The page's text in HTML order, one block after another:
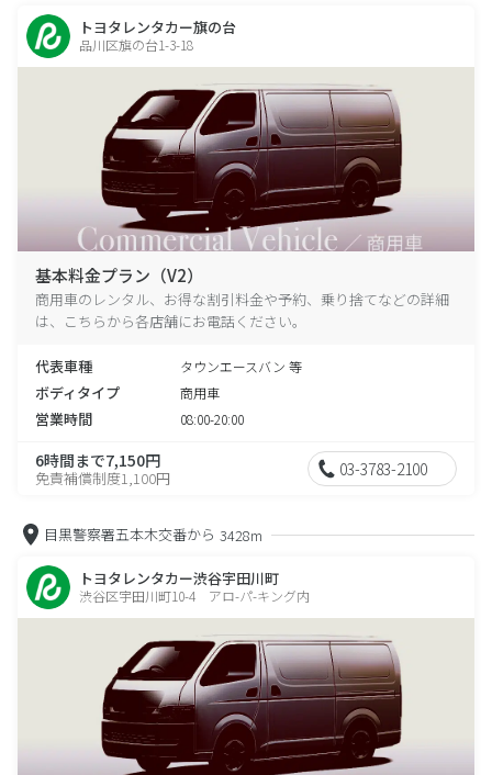
トヨタレンタカー旗の台
品川区旗の台1-3-18
基本料金プラン（V2）
商用車のレンタル、お得な割引料金や予約、乗り捨てなどの詳細
は、こちらから各店舗にお電話ください。
代表車種 タウンエースバン 等
ボディタイプ 商用車
営業時間 08:00-20:00
6時間まで7,150円
免責補償制度1,100円 03-3783-2100
目黒警察署五本木交番から 3428m
トヨタレンタカー渋谷宇田川町
渋谷区宇田川町10-4 アロ-パ-キング内